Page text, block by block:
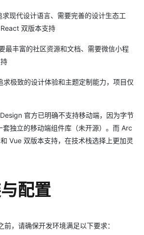
现代设计语言、需要完善的设计生态工
双版本支持
最丰富的社区资源和文档、需要微信小程
极致的设计体验和主题定制能力，项目仅
官方已明确不支持移动端，因为字节
套独立的移动端组件库（未开源）。而 Arc
Vue 双版本支持，在技术栈选择上更加灵
配置
，请确保开发环境满足以下要求：